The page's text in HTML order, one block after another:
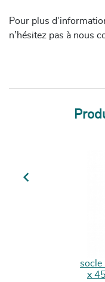
Pour plus
n’hésitez pas à nous
Previous
socle
x